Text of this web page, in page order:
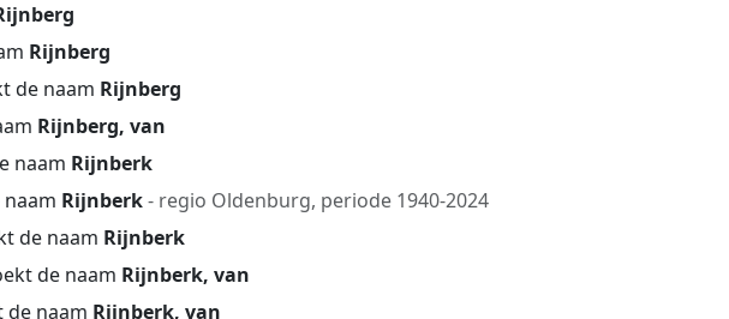
Rijnberg
de naam Rijnberg
Rijnberg, van
naam Rijnberk
Rijnberk- regio Oldenburg, periode 1940-2024
de naam Rijnberk
de naam Rijnberk, van
de naam Rijnberk, van